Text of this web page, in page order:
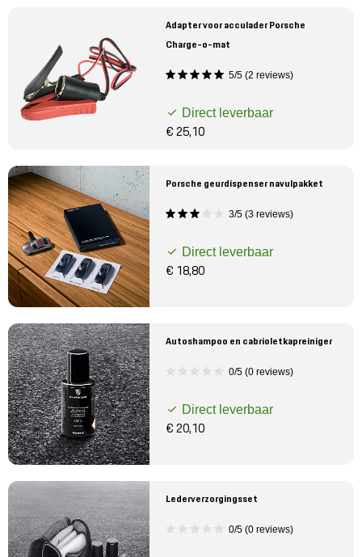
Adapter voor acculader Porsche
Charge-o-mat
5/5 (2 reviews)
Direct leverbaar
€ 25,10
Porsche geurdispenser navulpakket
3/5 (3 reviews)
Direct leverbaar
€ 18,80
Autoshampoo en cabrioletkapreiniger
0/5 (0 reviews)
Direct leverbaar
€ 20,10
Lederverzorgingsset
0/5 (0 reviews)